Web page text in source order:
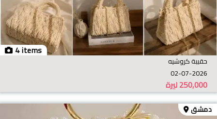
4 items
حقيبة كروشيه
02-07-2026
ليرة250,000
دمشق